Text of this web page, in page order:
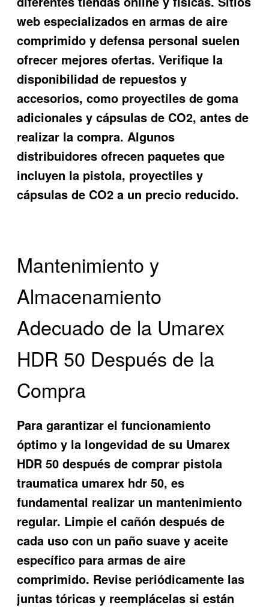
web especializados en armas de aire
comprimido y defensa personal suelen
ofrecer mejores ofertas. Verifique la
disponibilidad de repuestos y
accesorios, como proyectiles de goma
adicionales y cápsulas de CO2, antes de
realizar la compra. Algunos
distribuidores ofrecen paquetes que
incluyen la pistola, proyectiles y
cápsulas de CO2 a un precio reducido.
Mantenimiento y
Almacenamiento
Adecuado de la Umarex
HDR 50 Después de la
Compra
Para garantizar el funcionamiento
óptimo y la longevidad de su Umarex
HDR 50 después decomprar pistola
traumatica umarex hdr 50, es
fundamental realizar un mantenimiento
regular. Limpie el cañón después de
cada uso con un paño suave y aceite
específico para armas de aire
comprimido. Revise periódicamente las
juntas tóricas y reemplácelas si están